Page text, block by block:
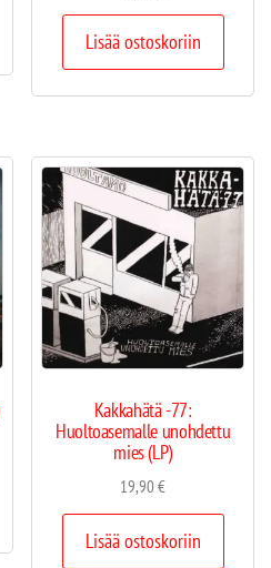
Lisää ostoskoriin
Kakkahätä -77:
Huoltoasemalle unohdettu
mies (LP)
19,90€
Lisää ostoskoriin